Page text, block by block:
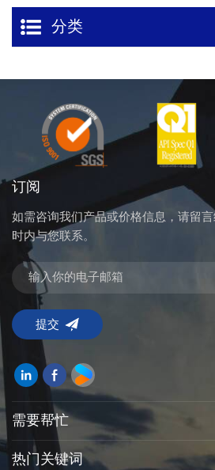
分类
订阅
如需咨询我们产品或价格信息，请留
时内与您联系。
需要帮忙
热门关键词